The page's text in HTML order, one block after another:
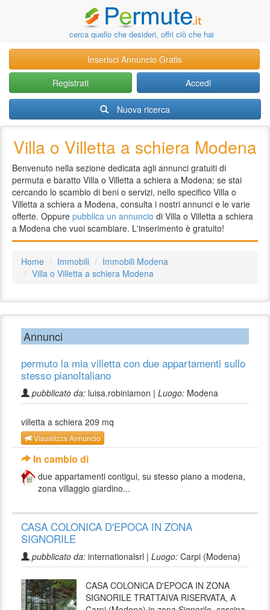
cerca quello che desideri, offri ciò che hai
Inserisci Annuncio Gratis
Registrati
Accedi
Nuova ricerca
Villa o Villetta a schiera Modena
Benvenuto nella sezione dedicata agli annunci gratuiti di
permuta e baratto Villa o Villetta a schiera a Modena: se stai
cercando lo scambio di beni o servizi, nello specifico Villa o
Villetta a schiera a Modena, consulta i nostri annunci e le varie
offerte. Oppure pubblica un annuncio di Villa o Villetta a schiera
a Modena che vuoi scambiare. L'inserimento è gratuito!
Home Immobili
Immobili Modena
Villa o Villetta a schiera Modena
Annunci
permuto la mia villetta con due appartamenti sullo
stesso pianoItaliano
pubblicato da: luisa.robiniamon | Luogo: Modena
villetta a schiera 209 mq
Visualizza Annuncio
In cambio di
due appartamenti contigui, su stesso piano a modena,
zona villaggio giardino...
CASA COLONICA D'EPOCA IN ZONA
SIGNORILE
pubblicato da: internationalsrl | Luogo: Carpi (Modena)
CASA COLONICA D'EPOCA IN ZONA
SIGNORILE TRATTAIVA RISERVATA, A